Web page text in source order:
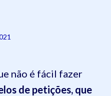
não é fácil fazer
de petições, que